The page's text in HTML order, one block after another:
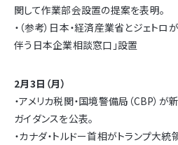
関して作業部会設置の提案を表明。
・（参考）日本・経済産業省とジェト
伴う日本企業相談窓口」設置
2月3日（月）
・アメリカ税関・国境警備局（CBP）
ガイダンスを公表。
・カナダ・トルドー首相がトランプ大